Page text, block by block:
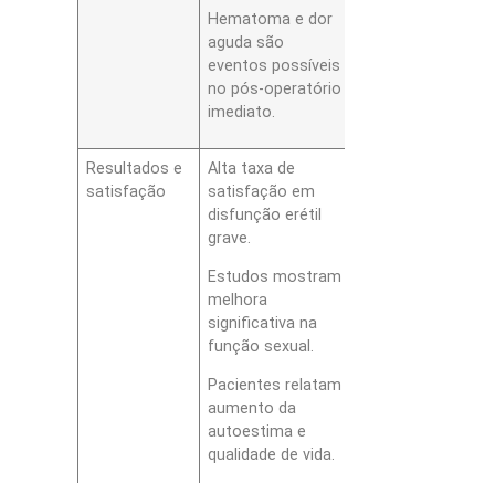
Hematoma e dor
aguda são
eventos possíveis
no pós-operatório
imediato.
Resultados e
satisfação
Alta taxa de
satisfação em
disfunção erétil
grave.
Estudos mostram
melhora
significativa na
função sexual.
Pacientes relatam
aumento da
autoestima e
qualidade de vida.